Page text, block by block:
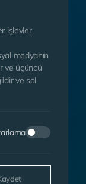
GÖNDER
işlevler
medyanın
ve üçüncü
ve sol